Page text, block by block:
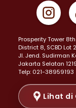
Properti Dijual di
Properti Dijual di
Properti Dijual di
Properti Dijual di
Properti Dijual di
Properti Dijual di
Properti Dijual di
Properti Dijual di
Prosperity Tower
District 8, SCBD Lot
JI. Jend. Sudirman
Jakarta Selatan
Telp: 021-38959193
Lihat di